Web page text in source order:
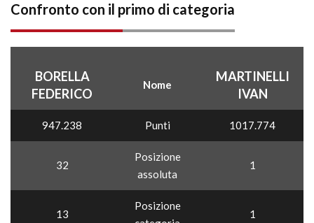
Confronto con il primo di categoria
BORELLA
FEDERICO
Nome
MARTINELLI
IVAN
947.238 Punti 1017.774
32
Posizione
assoluta
1
13
Posizione
1